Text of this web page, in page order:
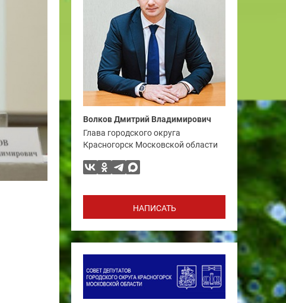
Волков Дмитрий Владимирович
Глава городского округа
Красногорск Московской области
НАПИСАТЬ